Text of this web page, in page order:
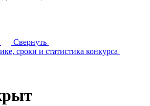
Свернуть
сроки и статистика конкурса